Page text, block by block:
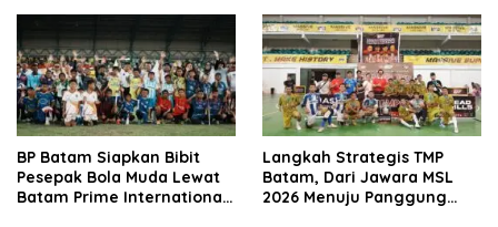
BP Batam Siapkan Bibit
Pesepak Bola Muda Lewat
Batam Prime International
Langkah Strategis TMP
Batam, Dari Jawara MSL
2026 Menuju Panggung